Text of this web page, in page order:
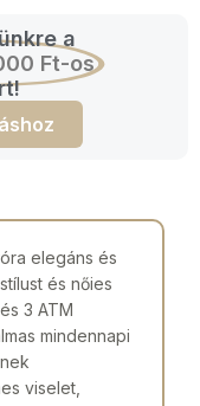
a
Ft-os
elegáns és
és nőies
3 ATM
mindennapi
viselet,